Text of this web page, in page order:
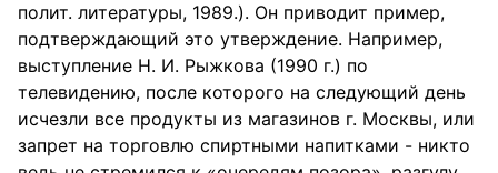
полит. литературы, 1989.). Он приводит пример,
подтверждающий это утверждение. Например,
выступление Н. И. Рыжкова (1990 г.) по
телевидению, после которого на следующий день
исчезли все продукты из магазинов г. Москвы, или
запрет на торговлю спиртными напитками - никто